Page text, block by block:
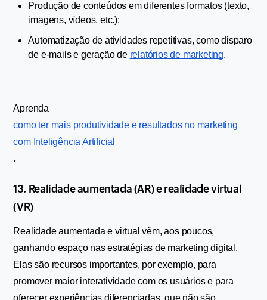
Produção de conteúdos em diferentes formatos (texto,
imagens, vídeos, etc.);
Automatização de atividades repetitivas, como disparo
de e-mails e geração de relatórios de marketing.
Aprenda
como ter mais produtividade e resultados no marketing
com Inteligência Artificial
.
13. Realidade aumentada (AR) e realidade virtual
(VR)
Realidade aumentada e virtual vêm, aos poucos,
ganhando espaço nas estratégias de marketing digital.
Elas são recursos importantes, por exemplo, para
promover maior interatividade com os usuários e para